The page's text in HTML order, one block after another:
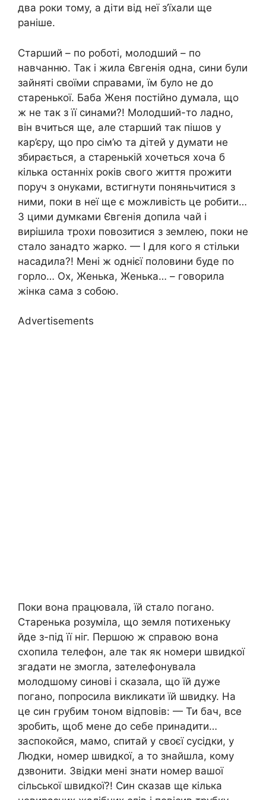
два роки тому, а діти від неї з’їхали ще
раніше.
Старший – по роботі, молодший – по
навчанню. Так і жила Євгенія одна, сини були
зайняті своїми справами, їм було не до
старенької. Баба Женя постійно думала, що
ж не так з її синами?! Молодший-то ладно,
він вчиться ще, але старший так пішов у
кар’єру, що про сім’ю та дітей у думати не
збирається, а старенькій хочеться хоча б
кілька останніх років свого життя прожити
поруч з онуками, встигнути поняньчитися з
ними, поки в неї ще є можливість це робити…
З цими думками Євгенія допила чай і
вирішила трохи повозитися з землею, поки не
стало занадто жарко. — І для кого я стільки
насадила?! Мені ж однієї половини буде по
горло… Ох, Женька, Женька… – говорила
жінка сама з собою.
Advertisements
Поки вона працювала, їй стало погано.
Старенька розуміла, що земля потихеньку
йде з-під її ніг. Першою ж справою вона
схопила телефон, але так як номери швидкої
згадати не змогла, зателефонувала
молодшому синові і сказала, що їй дуже
погано, попросила викликати їй швидку. На
це син грубим тоном відповів: — Ти бач, все
зробить, щоб мене до себе принадити…
заспокойся, мамо, спитай у своєї сусідки, у
Людки, номер швидкої, а то знайшла, кому
дзвонити. Звідки мені знати номер вашої
сільської швидкої?! Син сказав ще кілька